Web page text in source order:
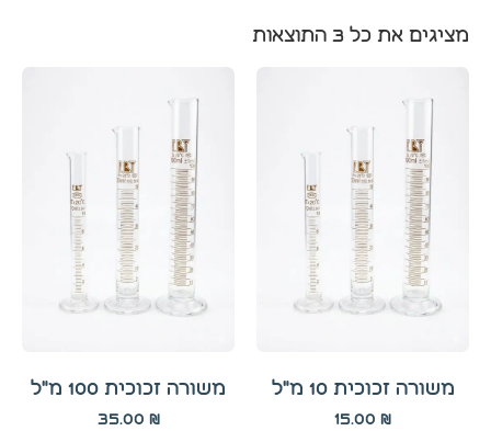
מציגים את כל ⁦3⁩ התוצאות
משורה זכוכית 10 מ"ל
15.00 ₪
משורה זכוכית 100 מ"ל
35.00 ₪
אינם
נחוצים
לפעולה
התקינה
האתר.
סטטיסטיקה
כדי שנוכל
האתר
בהתאם לאופן